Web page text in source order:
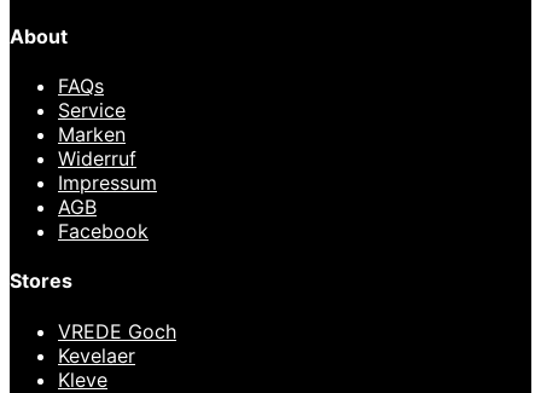
About
FAQs
Service
Marken
Widerruf
Impressum
AGB
Facebook
Stores
VREDE Goch
Kevelaer
Kleve